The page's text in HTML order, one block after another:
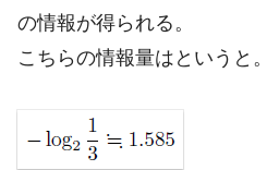
の情報が得られる。
こちらの情報量はというと。